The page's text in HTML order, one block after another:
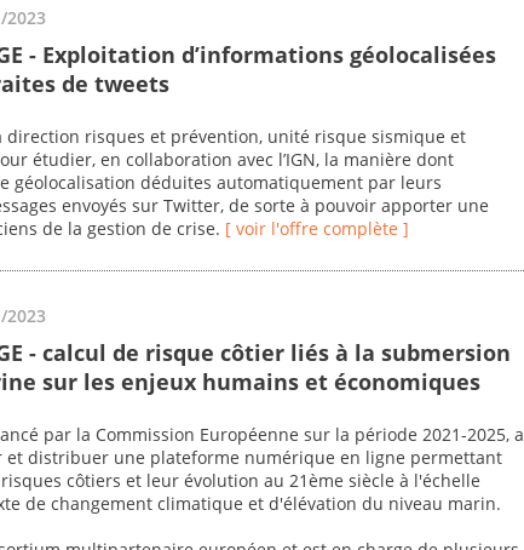
2023
- Exploitation d’informations géolocalisées
de tweets
direction risques et prévention, unité risque sismique et
étudier, en collaboration avec l’IGN, la manière dont
géolocalisation déduites automatiquement par leurs
envoyés sur Twitter, de sorte à pouvoir apporter une
de la gestion de crise. [ voir l'offre complète ]
2023
- calcul de risque côtier liés à la submersion
sur les enjeux humains et économiques
par la Commission Européenne sur la période 2021-2025, a
et distribuer une plateforme numérique en ligne permettant
côtiers et leur évolution au 21ème siècle à l'échelle
de changement climatique et d'élévation du niveau marin.